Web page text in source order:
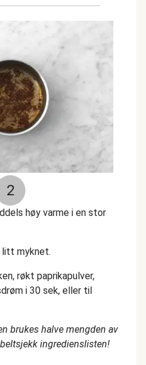
2
høy varme i en stor
litt myknet.
røkt paprikapulver,
i 30 sek, eller til
brukes halve mengden av
ingredienslisten!